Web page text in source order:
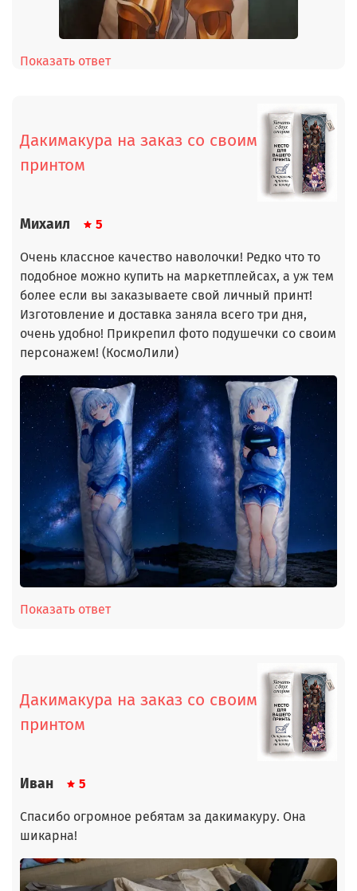
Показать ответ
Дакимакура на заказ со своим
принтом
Михаил 5
Очень классное качество наволочки! Редко что то
подобное можно купить на маркетплейсах, а уж тем
более если вы заказываете свой личный принт!
Изготовление и доставка заняла всего три дня,
очень удобно! Прикрепил фото подушечки со своим
персонажем! (КосмоЛили)
Показать ответ
Дакимакура на заказ со своим
принтом
Иван 5
Спасибо огромное ребятам за дакимакуру. Она
шикарна!